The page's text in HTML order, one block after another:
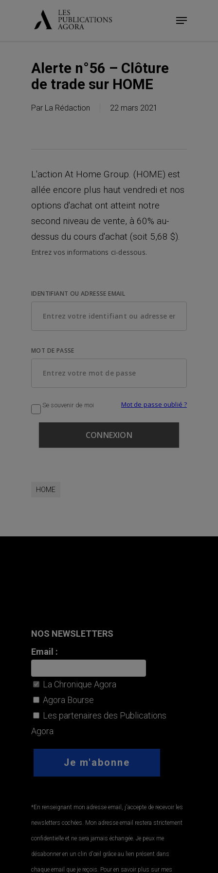
Menu
Alerte n°56 – Clôture
de trade sur HOME
Par La Rédaction 22 mars 2021
L'action At Home Group. (HOME) est
allée encore plus haut vendredi et nos
options d'achat ont atteint notre
second niveau de vente, à 60% au-
dessus du cours d'achat (soit 5,68 $).
Entrez vos informations ci-dessous.
IDENTIFIANT OU ADRESSE EMAIL
MOT DE PASSE
Se souvenir de moi Mot de passe oublié ?
HOME
NOS NEWSLETTERS
Email :
La Chronique Agora
Agora Bourse
Les partenaires des Publications
Agora
*En renseignant mon adresse email, j'accepte de recevoir les
newsletters cochées. Mon adresse email restera strictement
confidentielle et ne sera jamais échangée. Je peux me
désabonner en un clin d'œil grâce au lien présent dans
chaque email que je reçois. Pour en savoir plus sur mes